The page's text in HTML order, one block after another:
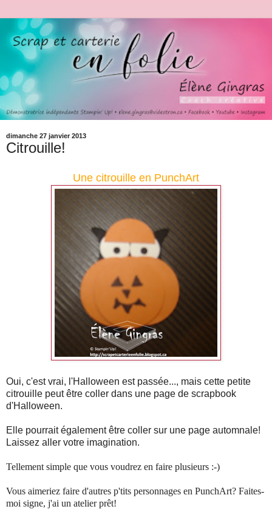
dimanche 27 janvier 2013
Citrouille!
Une citrouille en PunchArt
Oui, c'estvrai, l'Halloween est passée..., mais cette petite
citrouille peut être coller dans une page de scrapbook
d'Halloween.
Elle pourrait également être coller sur une page automnale!
Laissez aller votre imagination.
Tellement simple que vous voudrez en faire plusieurs :-)
Vous aimeriez faire d'autres p'tits personnages en PunchArt? Faites-
moi signe, j'ai un atelier prêt!